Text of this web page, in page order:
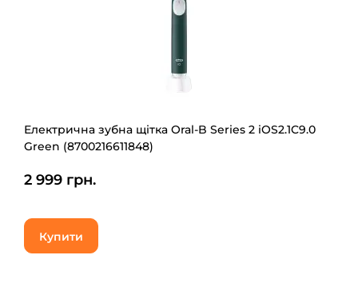
Електрична зубна щітка Oral-B Series 2 iOS2.1C9.0
Green (8700216611848)
2 999 грн.
Купити